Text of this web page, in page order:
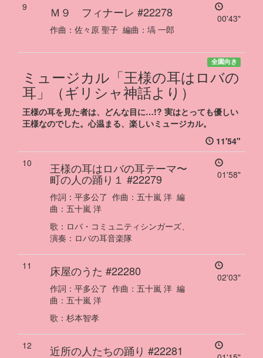
9 Ｍ９ フィナーレ #22278
作曲： 佐々原 聖子 編曲： 塙 一郎
00'43"
全園向き
ミュージカル「王様の耳はロバの
耳」（ギリシャ神話より）
王様の耳を見た者は、どんな目に…!? 実はとっても優しい
王様なのでした。心温まる、楽しいミュージカル。
11'54"
10
王様の耳はロバの耳テーマ〜
町の人の踊り１ #22279
作詞： 平多公了 作曲： 五十嵐 洋 編
曲： 五十嵐 洋
歌 ： ロバ・コミュニティシンガーズ、
演奏 ： ロバの耳音楽隊
01'58"
11 床屋のうた #22280
作詞： 平多公了 作曲： 五十嵐 洋 編
曲： 五十嵐 洋
歌 ： 杉本智孝
02'03"
12 近所の人たちの踊り #22281